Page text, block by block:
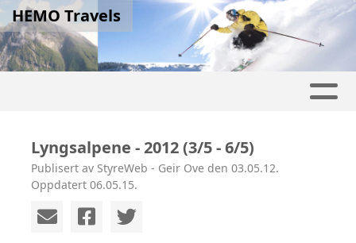
HEMO Travels
Lyngsalpene - 2012 (3/5 - 6/5)
Publisert av StyreWeb - Geir Ove den 03.05.12.
Oppdatert 06.05.15.